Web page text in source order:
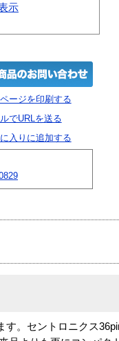
示
ージを印刷する
でURLを送る
入りに追加する
。セントロニクス